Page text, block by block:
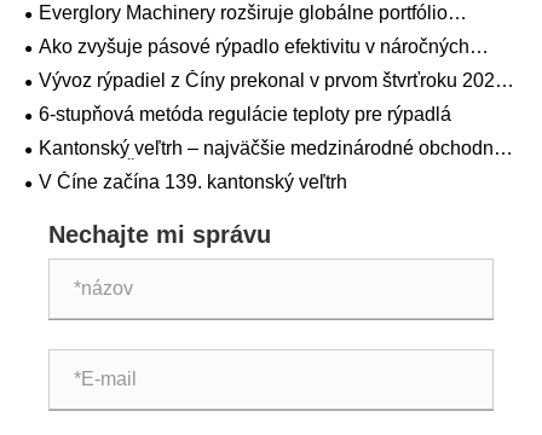
Everglory Machinery rozširuje globálne portfólio
strojových zariadení, predstavuje nové vysokovýkonné
kolesové nakladače série DX pre celosvetové trhy
infraštruktúry a poľnohospodárstva
Ako zvyšuje pásové rýpadlo efektivitu v náročných
stavebných prostrediach?
Vývoz rýpadiel z Číny prekonal v prvom štvrťroku 2026
86 500 kusov, čo predstavuje medziročný nárast o 39,98
%.6-stupňová metóda regulácie teploty pre rýpadlá
Kantonský veľtrh – najväčšie medzinárodné obchodné
podujatie v Číne
V Číne začína 139. kantonský veľtrh
Nechajte mi správu